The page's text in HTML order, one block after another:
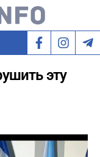
эту